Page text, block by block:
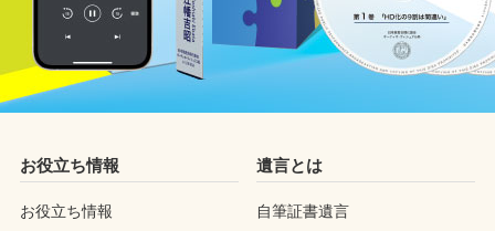
お役立ち情報
お役立ち情報
遺言とは
自筆証書遺言